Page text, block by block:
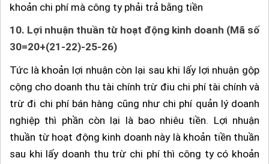
khoản chi phí mà công ty phải trả bằng tiền
10. Lợi nhuận thuần từ hoạt động kinh doanh (Mã số
30=20+(21-22)-25-26)
Tức là khoản lợi nhuận còn lại sau khi lấy lợi nhuận gộp
cộng cho doanh thu tài chính trừ điu chi phí tài chính và
trừ đi chi phí bán hàng cũng như chi phí quản lý doanh
nghiệp thì phần còn lại là bao nhiêu tiền. Lợi nhuận
thuần từ hoạt động kinh doanh này là khoản tiền thuần
sau khi lấy doanh thu trừ chi phí thì công ty có khoản